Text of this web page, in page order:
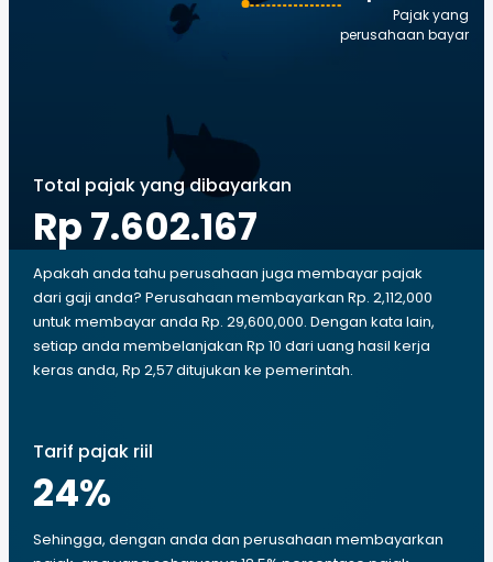
Pajak yang
perusahaan bayar
Total pajak yang dibayarkan
Rp 7.602.167
Apakah anda tahu perusahaan juga membayar pajak
dari gaji anda? Perusahaan membayarkan Rp. 2,112,000
untuk membayar anda Rp. 29,600,000. Dengan kata lain,
setiap anda membelanjakan Rp 10 dari uang hasil kerja
keras anda, Rp 2,57 ditujukan ke pemerintah.
Tarif pajak riil
24%
Sehingga, dengan anda dan perusahaan membayarkan